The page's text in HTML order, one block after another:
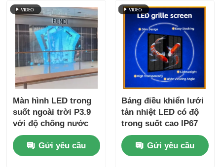
Màn hình LED trong
suốt ngoài trời P3.9
với độ chống nước
IP67 và độ sáng 4000-
4500cd cho màn hình
tường video độ rõ
Gửi yêu cầu
Bảng điều khiển lưới
tản nhiệt LED có độ
trong suốt cao IP67
5000cd cho màn hình
quảng cáo ngoài trời
Gửi yêu cầu